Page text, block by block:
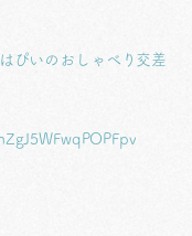
ぴいのおしゃべり交差